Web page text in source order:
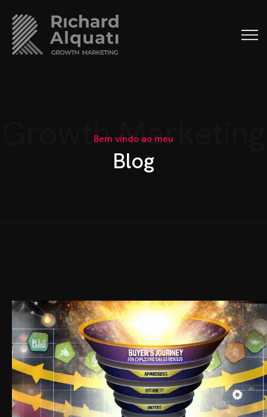
Bem vindo ao meu
Blog
Growth Marketing